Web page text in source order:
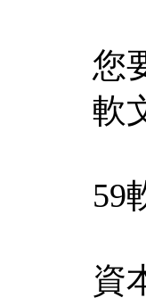
您
軟
59
資